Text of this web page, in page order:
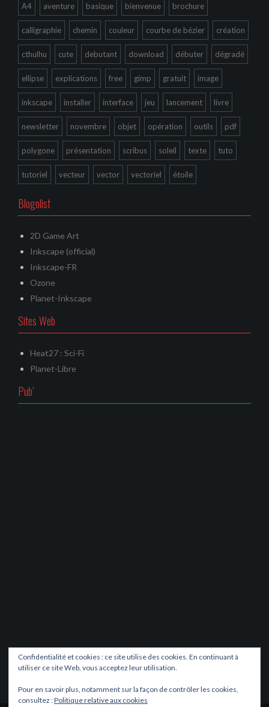
A4 aventure basique bienvenue brochure
calligraphie chemin couleur courbe de bézier création
cthulhu cute debutant download débuter dégradé
ellipse explications free gimp gratuit image
inkscape installer interface jeu lancement livre
newsletter novembre objet opération outils pdf
polygone présentation scribus soleil texte tuto
tutoriel vecteur vector vectoriel étoile
Blogolist
2D Game Art
Inkscape (official)
Inkscape-FR
Ozone
Planet-Inkscape
Sites Web
Heat27 : Sci-Fi
Planet-Libre
Pub’
Confidentialité et cookies : ce site utilise des cookies. En continuant à
utiliser ce site Web, vous acceptez leur utilisation.
Pour en savoir plus, notamment sur la façon de contrôler les cookies,
consultez :Politique relative aux cookies